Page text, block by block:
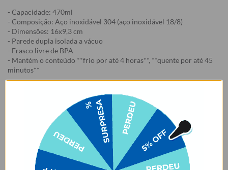
- Capacidade: 470ml
- Composição: Aço inoxidável 304 (aço inoxidável 18/8)
- Dimensões: 16x9,3 cm
- Parede dupla isolada a vácuo
- Frasco livre de BPA
- Mantém o conteúdo **frio por até 4 horas**, **quente por até 45
minutos**
Como cuidar do seu Copo Térmico
1. Lavar o produto antes do primeiro uso;
2. Não colocar o produto na geladeira ou no congelador, isso pode
danificá-lo. Recomenda-se pré-aquecer ou pré-resfriar o copo com
água antes de colocar o conteúdo, para mais tempo de conservação.
3. Lave à mão. Não colocar na lava-louças. Não usar esponjas muito